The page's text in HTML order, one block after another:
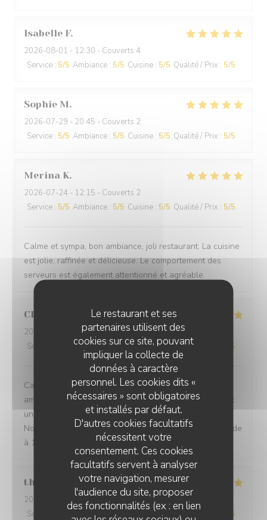
Le restaurant et ses
partenaires utilisent des
cookies sur ce site, pouvant
impliquer la collecte de
données à caractère
personnel. Les cookies dits «
nécessaires » sont obligatoires
et installés par défaut.
D'autres cookies facultatifs
nécessitent votre
consentement. Ces cookies
facultatifs servent à analyser
votre navigation, mesurer
l'audience du site, proposer
des fonctionnalités (ex : en lien
Isabelle F
2026-08-01 - 12:30 - Couverts 4
Service : 5/5 Ambiance : 5/5 Cuisine : 5/5 Qualité / Prix : 5/5
Sophie M
2026-07-29 - 20:45 - Couverts 2
Service : 5/5 Ambiance : 5/5 Cuisine : 5/5 Qualité / Prix : 5/5
Merina K
2026-07-24 - 12:15 - Couverts 2
Service : 5/5 Ambiance : 5/5 Cuisine : 5/5 Qualité / Prix : 5/5
Calme et sympa, bon ambiance, joli restaurant. La cuisine
est jolie, raffinée et délicieuse. Le comportement des
serveurs est également attentionné et agréable.
Chevalier
2026-07-27
- 12:30 - Couverts 2
Service
Ambiance :5/5 Cuisine: 5/5 Qualité / Prix /5
Cadre très agréable, accueil discret et chaleureux,
amabilité du serveur, repas excellent et savoureux avec
une touche d'originalité et une excellente présentation.
Nous sommes enchantées de notre choix. Je recommande
à 100/100. Merci
thurl
2026-07-16
- 19:00 - Couverts 2
Service
Ambiance 5 : 5 Qualité / Prix /5